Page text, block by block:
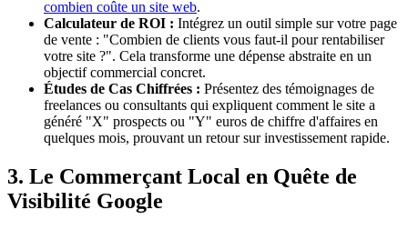
combien coûte un site web.
Calculateur de ROI : Intégrez un outil simple sur votre page
de vente : "Combien de clients vous faut-il pour rentabiliser
votre site ?". Cela transforme une dépense abstraite en un
objectif commercial concret.
Études de Cas Chiffrées : Présentez des témoignages de
freelances ou consultants qui expliquent comment le site a
généré "X" prospects ou "Y" euros de chiffre d'affaires en
quelques mois, prouvant un retour sur investissement rapide.
3. Le Commerçant Local en Quête de
Visibilité Google